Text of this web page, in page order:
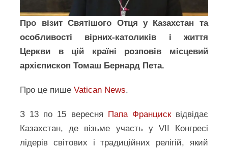
Про візит Святішого Отця у Казахстан та
особливості вірних-католиків і життя
Церкви в цій країні розповів місцевий
архієпископ Томаш Бернард Пета.
Про це пишеVatican News.
З 13 по 15 вересня Папа Францисквідвідає
Казахстан, де візьме участь у VII Конгресі
лідерів світових і традиційних релігій, який